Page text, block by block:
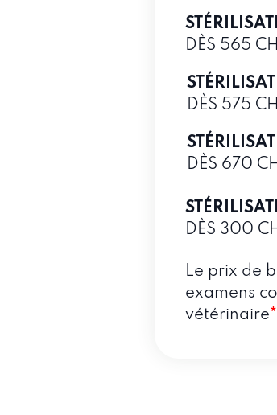
DÈS 565
DÈS 575
DÈS 670
Le prix de
examens
vétérinaire*
DÈS 300